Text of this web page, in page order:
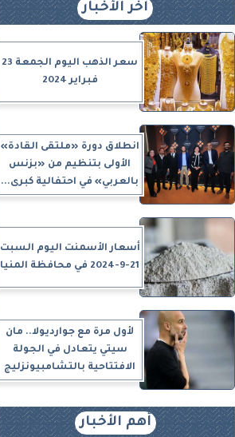
آخر الأخبار
سعر الذهب اليوم الجمعة 23
فبراير 2024
انطلاق دورة «ملتقى القادة»
الأولى بتنظيم من «بزنس
بالعربي» في احتفالية كبرى...
أسعار الأسمنت اليوم السبت
21-9-2024 في محافظة المنيا
لأول مرة مع جوارديولا.. مان
سيتي يتعادل في الجولة
الافتتاحية بالتشامبيونزليج
أهم الأخبار